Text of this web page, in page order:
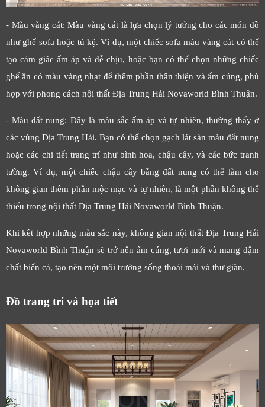
- Màu vàng cát: Màu vàng cát là lựa chọn lý tưởng cho các món đồ
như ghế sofa hoặc tủ kệ. Ví dụ, một chiếc sofa màu vàng cát có thể
tạo cảm giác ấm áp và dễ chịu, hoặc bạn có thể chọn những chiếc
ghế ăn có màu vàng nhạt để thêm phần thân thiện và ấm cúng, phù
hợp với phong cách nội thất Địa Trung Hải Novaworld Bình Thuận.
- Màu đất nung: Đây là màu sắc ấm áp và tự nhiên, thường thấy ở
các vùng Địa Trung Hải. Bạn có thể chọn gạch lát sàn màu đất nung
hoặc các chi tiết trang trí như bình hoa, chậu cây, và các bức tranh
tường. Ví dụ, một chiếc chậu cây bằng đất nung có thể làm cho
không gian thêm phần mộc mạc và tự nhiên, là một phần không thể
thiếu trong nội thất Địa Trung Hải Novaworld Bình Thuận.
Khi kết hợp những màu sắc này, không gian nội thất Địa Trung Hải
Novaworld Bình Thuận sẽ trở nên ấm cúng, tươi mới và mang đậm
chất biển cả, tạo nên một môi trường sống thoải mái và thư giãn.
Đồ trang trí và họa tiết